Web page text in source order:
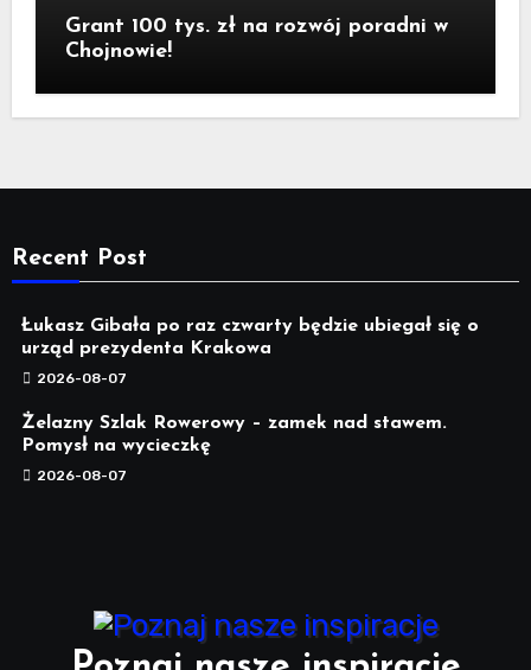
Grant 100 tys. zł na rozwój poradni w
Chojnowie!
Recent Post
Łukasz Gibała po raz czwarty będzie ubiegał się o
urząd prezydenta Krakowa
2026-08-07
Żelazny Szlak Rowerowy – zamek nad stawem.
Pomysł na wycieczkę
2026-08-07